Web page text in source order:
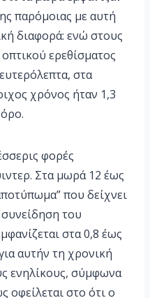
παρόμοιας με αυτή
διαφορά: ενώ στους
ερεθίσματος
στα
χρόνος ήταν 1,3
φορές
Στα μωρά 12 έως
που δείχνει
του
στα 0,8 έως
αυτήν τη χρονική
ενηλίκους, σύμφωνα
οφείλεται στο ότι ο